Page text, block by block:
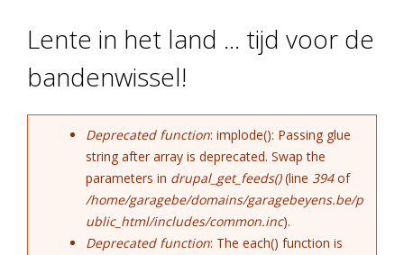
Lente in het land ... tijd voor de
bandenwissel!
Error message
Deprecated function: implode(): Passing glue
string after array is deprecated. Swap the
parameters in drupal_get_feeds()(line 394of
/home/garagebe/domains/garagebeyens.be/p
ublic_html/includes/common.inc).
Deprecated function: The each() function is